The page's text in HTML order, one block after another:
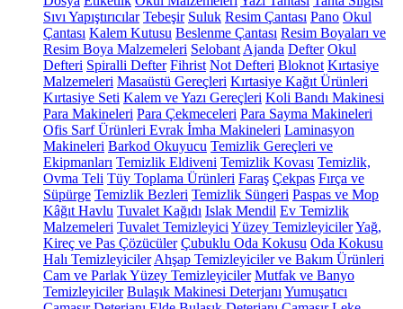
Sıvı Yapıştırıcılar Tebeşir Suluk Resim Çantası Pano Okul
Çantası Kalem Kutusu Beslenme Çantası Resim Boyaları ve
Resim Boya Malzemeleri Selobant Ajanda Defter Okul
Defteri Spiralli Defter Fihrist Not Defteri Bloknot Kırtasiye
Malzemeleri Masaüstü Gereçleri Kırtasiye Kağıt Ürünleri
Kırtasiye Seti Kalem ve Yazı Gereçleri Koli Bandı Makinesi
Para Makineleri Para Çekmeceleri Para Sayma Makineleri
Ofis Sarf Ürünleri Evrak İmha Makineleri Laminasyon
Makineleri Barkod Okuyucu Temizlik Gereçleri ve
Ekipmanları Temizlik Eldiveni Temizlik Kovası Temizlik,
Ovma Teli Tüy Toplama Ürünleri Faraş Çekpas Fırça ve
Süpürge Temizlik Bezleri Temizlik Süngeri Paspas ve Mop
Kâğıt Havlu Tuvalet Kağıdı Islak Mendil Ev Temizlik
Malzemeleri Tuvalet Temizleyici Yüzey TemizleyicilerYağ,
Kireç ve Pas Çözücüler Çubuklu Oda Kokusu Oda Kokusu
Halı Temizleyiciler Ahşap Temizleyiciler ve Bakım Ürünleri
Cam ve Parlak Yüzey Temizleyiciler Mutfak ve Banyo
Temizleyiciler Bulaşık Makinesi Deterjanı Yumuşatıcı